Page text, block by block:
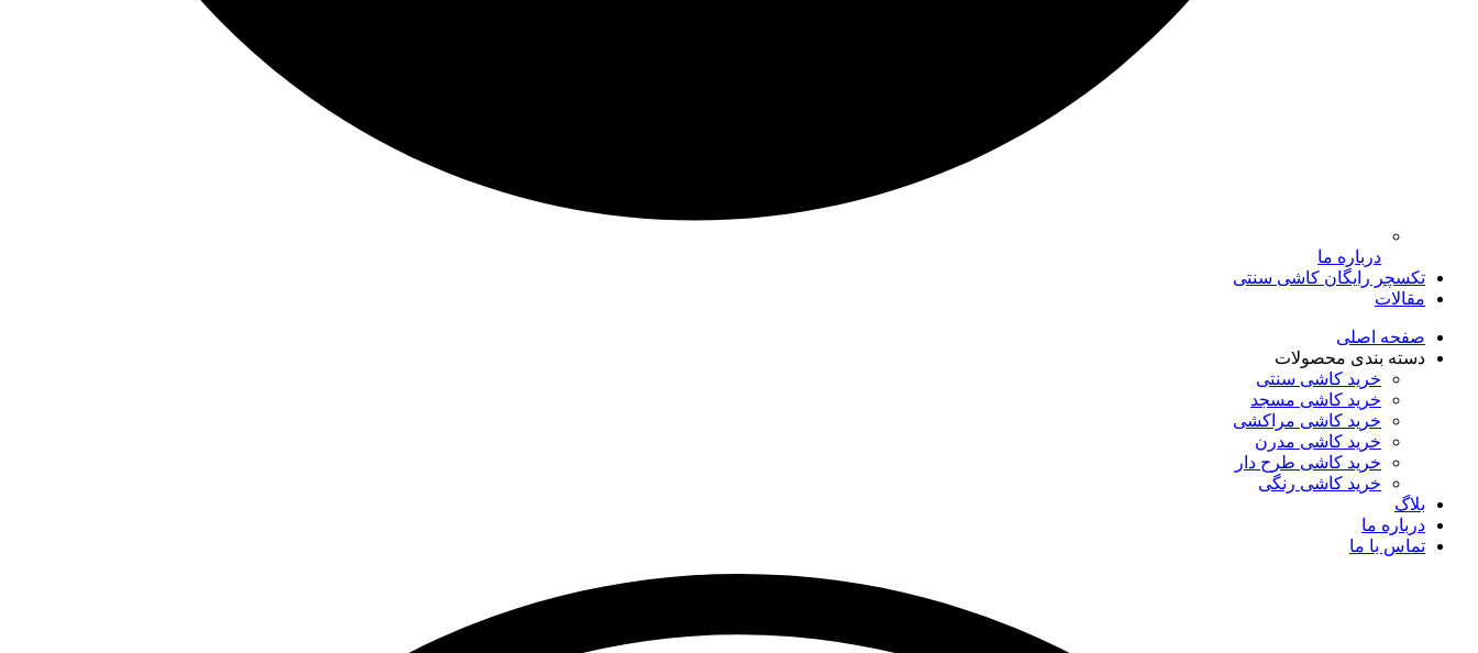
درباره ما
تکسچر رایگان کاشی سنتی
مقالات
صفحه اصلی
دسته بندی محصولات
خرید کاشی سنتی
خرید کاشی مسجد
خرید کاشی مراکشی
خرید کاشی مدرن
خرید کاشی طرح دار
خرید کاشی رنگی
بلاگ
درباره ما
تماس با ما